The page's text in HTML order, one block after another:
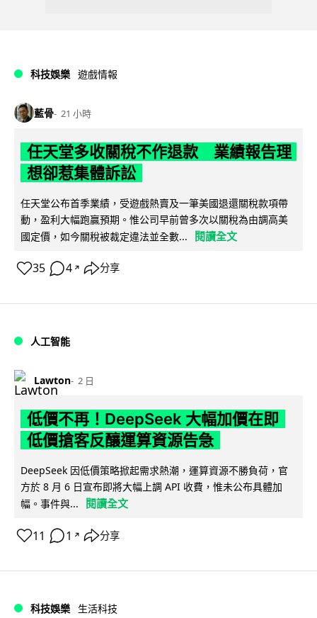
科技娛樂 遊戲情報
藍骨 21 小時
任天堂多收關稅不作退款 業績報告理
想卻惹集體訴訟
任天堂公布首季業績，受遊戲熱賣及一筆美國退還關稅款項帶
動，盈利大幅跑贏預期。惟公司早前曾多次以關稅為由調高美
國定價，如今關稅被裁定違法並全數...
閱讀全文
35 4 ↗ 分享
人工智能
Lawton 2 日
低價不再！DeepSeek 大幅加價在即
低價搶客反釀運算資源告急
DeepSeek 因低價策略掀起需求熱潮，運算資源不勝負荷，官
方於 8 月 6 日宣布即將大幅上調 API 收費，惟未公布具體加
幅。事件與...
閱讀全文
11 1 ↗ 分享
科技娛樂 生活科技